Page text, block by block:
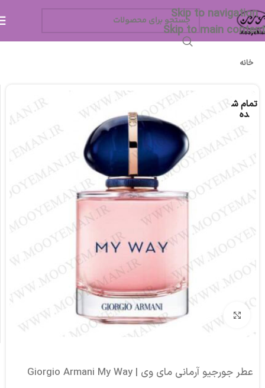
Skip to navigation
Skip to main content
خانه
تمام ش
ده
برای بزرگنمایی کلیک کنید
عطر جورجیو آرمانی مای وی | Giorgio Armani My Way